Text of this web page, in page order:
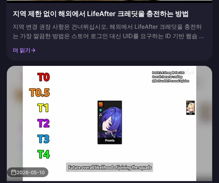
지역 제한 없이 해외에서 LifeAfter 크레딧을 충전하는 방법
지역 변경 권장 사항은 건너뛰십시오. 해외에서 LifeAfter 크레딧을 충전하
는 가장 깔끔한 방법은 스토어 로그인 대신 UID를 요구하는 ID 기반 웹숍 구
경 쓰지 않기 때문입니다. 스토어 결제는 귀하의 카드와 계정 지역이 원래 구
더 읽기
2026-05-10